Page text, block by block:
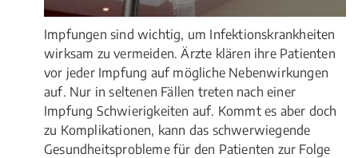
Impfungen sind wichtig, um Infektionskrankheiten
wirksam zu vermeiden. Ärzte klären ihre Patienten
vor jeder Impfung auf mögliche Nebenwirkungen
auf. Nur in seltenen Fällen treten nach einer
Impfung Schwierigkeiten auf. Kommt es aber doch
zu Komplikationen, kann das schwerwiegende
Gesundheitsprobleme für den Patienten zur Folge